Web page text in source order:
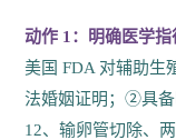
动作 1：明确医学指
美国 FDA 对辅助生
法婚姻证明；②具备
12、输卵管切除、